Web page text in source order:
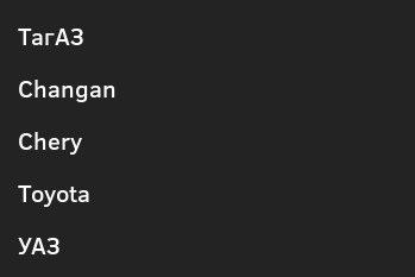
ТагАЗ
Changan
Chery
Toyota
УАЗ